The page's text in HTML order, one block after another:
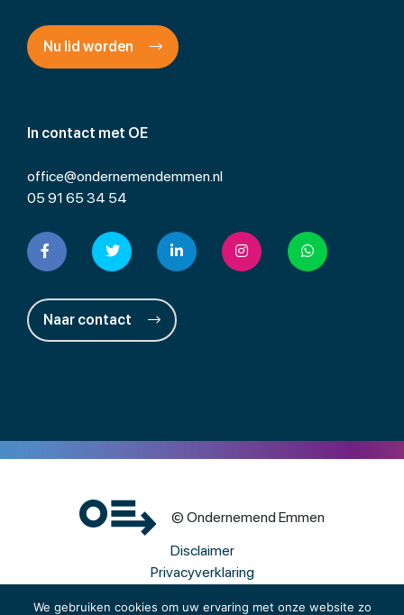
We gebruiken cookies om uw ervaring met onze website zo
In contact met OE
office@ondernemendemmen.nl
05 91 65 34 54
Naar contact
Nu lid worden
© Ondernemend Emmen
Disclaimer
Privacyverklaring